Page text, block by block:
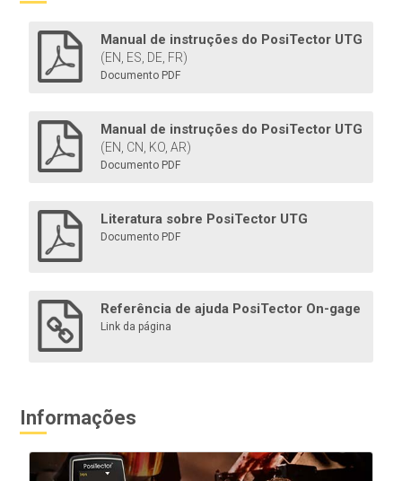
Operada por bateria e leve, essa impressora Bluetooth
imprime leituras e resumos estatísticos via Bluetooth
Blocos de Degrau Certificados
Manual de instruções do PosiTector UTG
(EN, ES, DE, FR)
Documento PDF
Manual de instruções do PosiTector UTG
(EN, CN, KO, AR)
Documento PDF
Literatura sobre PosiTector UTG
Documento PDF
Referência de ajuda PosiTector On-gage
Link da página
Informações